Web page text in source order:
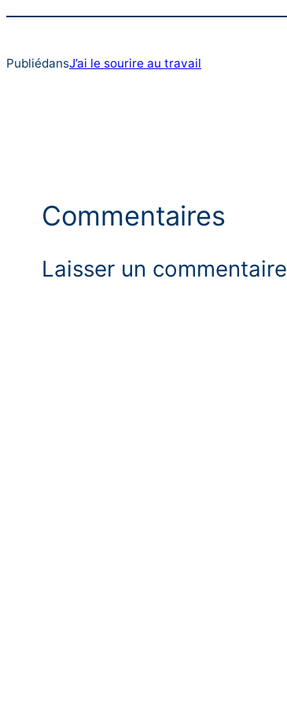
PubliédansJ’ai le sourire au travail
Commentaires
Laisser un commentaire